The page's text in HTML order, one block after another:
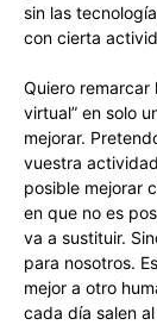
sin las
con cierta
Quiero remarcar
virtual” en solo
mejorar.
vuestra
posible mejorar
en que no es
va a sustituir.
para nosotros.
mejor a otro
cada día salen